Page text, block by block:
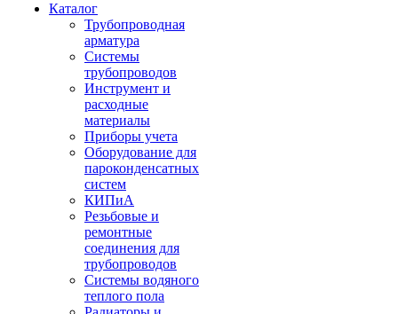
Каталог
Трубопроводная
арматура
Системы
трубопроводов
Инструмент и
расходные
материалы
Приборы учета
Оборудование для
пароконденсатных
систем
КИПиА
Резьбовые и
ремонтные
соединения для
трубопроводов
Системы водяного
теплого пола